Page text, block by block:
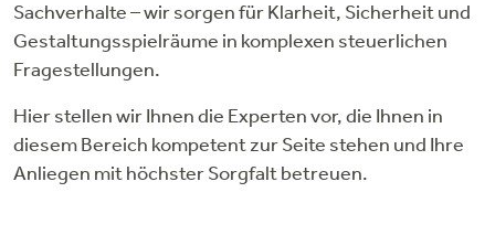
Sachverhalte – wir sorgen für Klarheit, Sicherheit und
Gestaltungsspielräume in komplexen steuerlichen
Fragestellungen.
Hier stellen wir Ihnen die Experten vor, die Ihnen in
diesem Bereich kompetent zur Seite stehen und Ihre
Anliegen mit höchster Sorgfalt betreuen.